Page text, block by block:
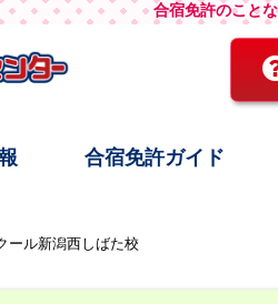
合宿免許のこと
合宿免許ガイド
ール新潟西しばた校